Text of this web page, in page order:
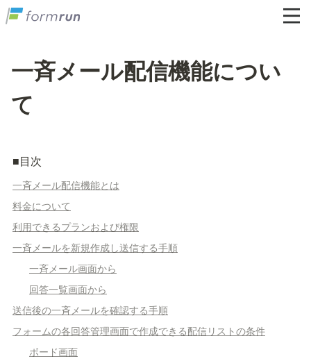
一斉メール配信機能につい
て
■目次
一斉メール配信機能とは
料金について
利用できるプランおよび権限
一斉メールを新規作成し送信する手順
一斉メール画面から
回答一覧画面から
送信後の一斉メールを確認する手順
フォームの各回答管理画面で作成できる配信リストの条件
ボード画面